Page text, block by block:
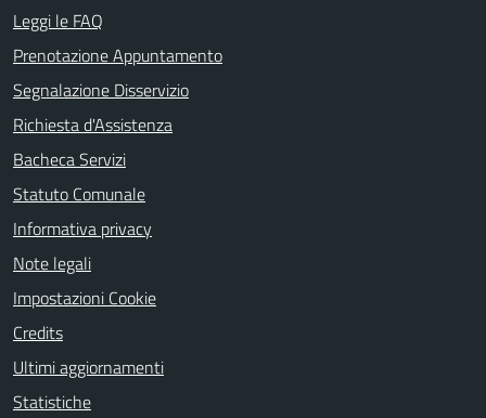
Leggi le FAQ
Prenotazione Appuntamento
Segnalazione Disservizio
Richiesta d'Assistenza
Bacheca Servizi
Statuto Comunale
Informativa privacy
Note legali
Impostazioni Cookie
Credits
Ultimi aggiornamenti
Statistiche